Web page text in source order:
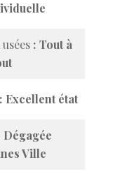
Tout à
Excellent état
Dégagée
Ville